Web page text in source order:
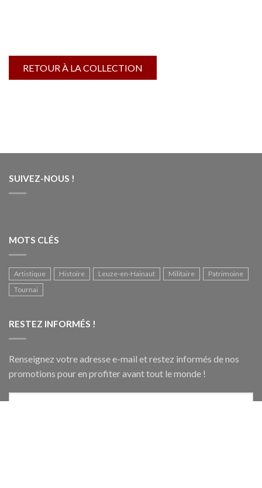
RETOUR À LA COLLECTION
SUIVEZ-NOUS !
MOTS CLÉS
Artistique Histoire Leuze-en-Hainaut Militaire
Patrimoine
Tournai
RESTEZ INFORMÉS !
Renseignez votre adresse e-mail et restez informés de nos
promotions pour en profiter avant tout le monde !